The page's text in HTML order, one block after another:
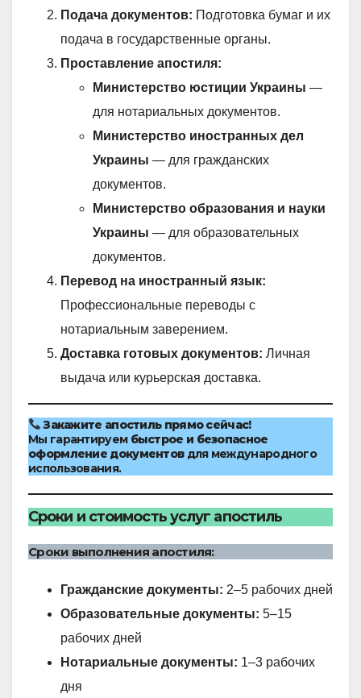
Подача документов: Подготовка бумаг и их
подача в государственные органы.
Проставление апостиля:
Министерство юстиции Украины —
для нотариальных документов.
Министерство иностранных дел
Украины — для гражданских
документов.
Министерство образования и науки
Украины — для образовательных
документов.
Перевод на иностранный язык:
Профессиональные переводы с
нотариальным заверением.
Доставка готовых документов: Личная
выдача или курьерская доставка.
Закажите апостиль прямо сейчас!
Мы гарантируем быстрое и безопасное
оформление документовдля международного
использования.
Сроки и стоимость услуг апостиль
Сроки выполнения апостиля:
Гражданские документы: 2–5 рабочих дней
Образовательные документы: 5–15
рабочих дней
Нотариальные документы: 1–3 рабочих
дня